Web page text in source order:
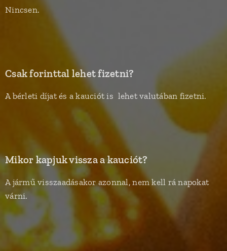
Nincsen.
Csak forinttal lehet fizetni?
A bérleti díjat és a kauciót is lehet valutában fizetni.
Mikor kapjuk vissza a kauciót?
A jármű visszaadásakor azonnal, nem kell rá napokat
várni.